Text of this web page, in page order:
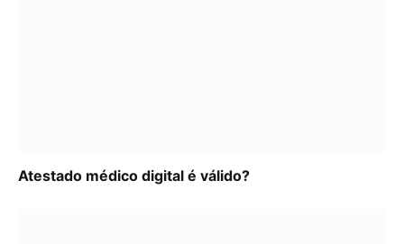
Atestado médico digital é válido?